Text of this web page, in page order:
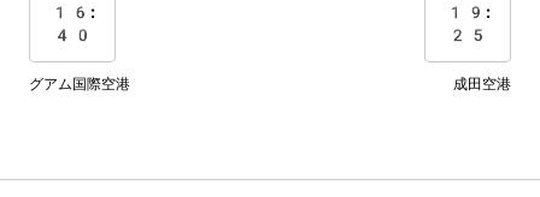
16:
40
19:
25
グアム国際空港 成田空港